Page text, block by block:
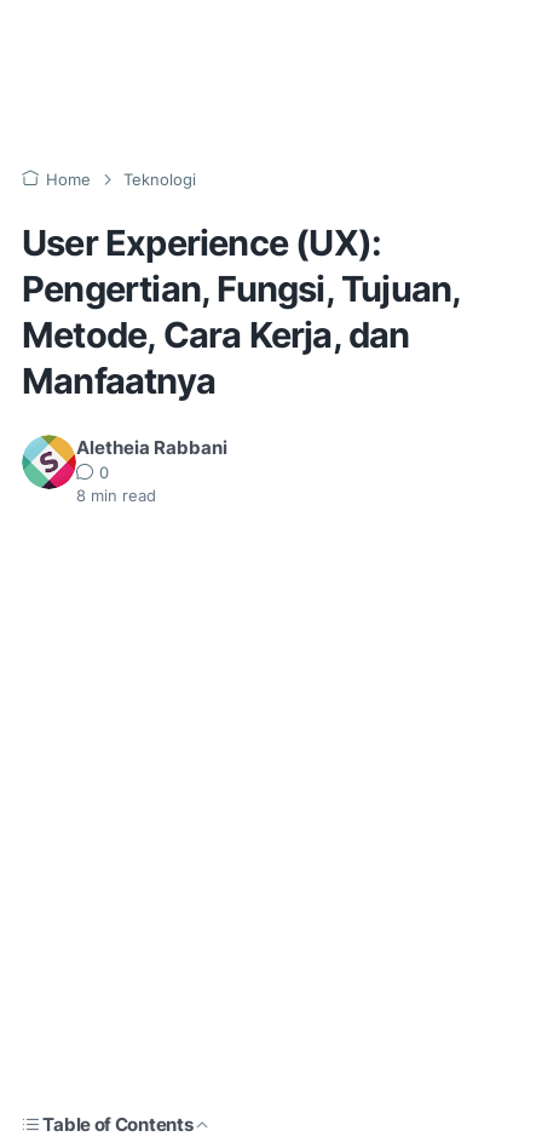
Home Teknologi
User Experience (UX):
Pengertian, Fungsi, Tujuan,
Metode, Cara Kerja, dan
Manfaatnya
Aletheia Rabbani
0
8 min read
Table of Contents